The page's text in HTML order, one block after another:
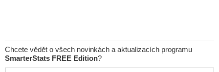
Chcete vědět o všech novinkách a aktualizacích programu
SmarterStats FREE Edition?